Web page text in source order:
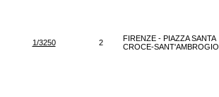
1/3250 2
FIRENZE - PIAZZA SANTA
CROCE-SANT'AMBROGIO